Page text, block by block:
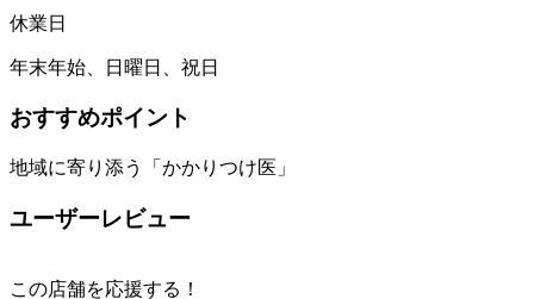
休業日
年末年始、日曜日、祝日
おすすめポイント
地域に寄り添う「かかりつけ医」
ユーザーレビュー
この店舗を応援する！